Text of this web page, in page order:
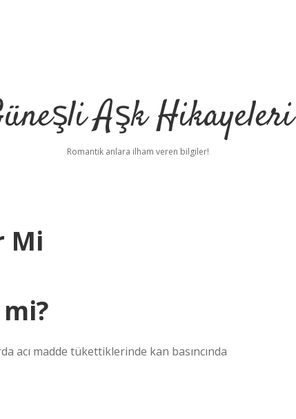
Aşk Hikayeleri
Romantik anlara ilham veren bilgiler!
Mi
acı madde tükettiklerinde kan basıncında